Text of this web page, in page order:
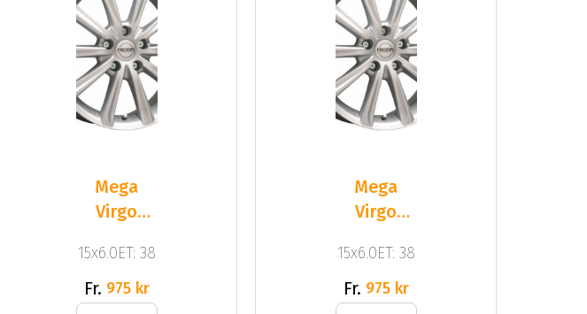
Mega
Virgo
15x6.0ET: 38
Fr. 975 kr
Mega
Virgo
15x6.0ET: 38
Fr. 975 kr